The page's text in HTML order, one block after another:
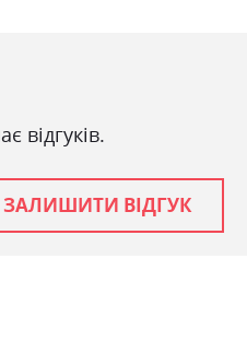
відгуків.
ЗАЛИШИТИ ВІДГУК